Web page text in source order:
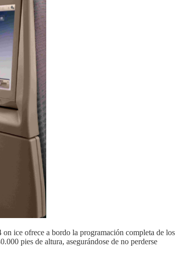
ice ofrece a bordo la programación completa de los
pies de altura, asegurándose de no perderse